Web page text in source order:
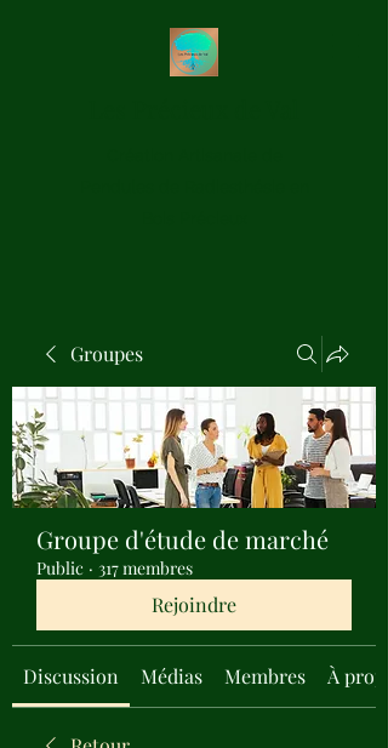
Groupes
Groupe d'étude de marché
Public · 317 membres
Rejoindre
Discussion Médias Membres À